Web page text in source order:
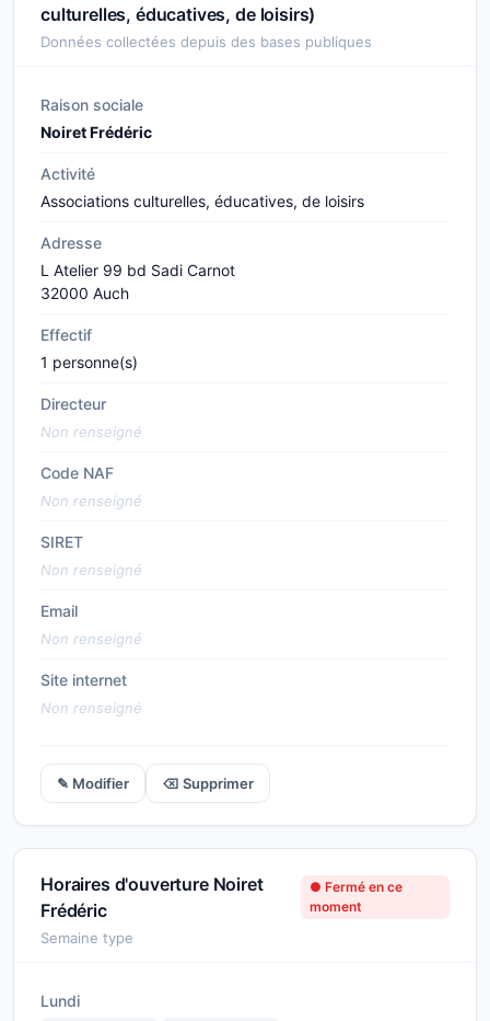
culturelles, éducatives, de loisirs)
Données collectées depuis des bases publiques
Raison sociale
Noiret Frédéric
Activité
Associations culturelles, éducatives, de loisirs
Adresse
L Atelier 99 bd Sadi Carnot
32000 Auch
Effectif
1 personne(s)
Directeur
Non renseigné
Code NAF
Non renseigné
SIRET
Non renseigné
Email
Non renseigné
Site internet
Non renseigné
✎ Modifier ⌫ Supprimer
Horaires d'ouverture Noiret
Frédéric
● Fermé en ce
moment
Semaine type
Lundi